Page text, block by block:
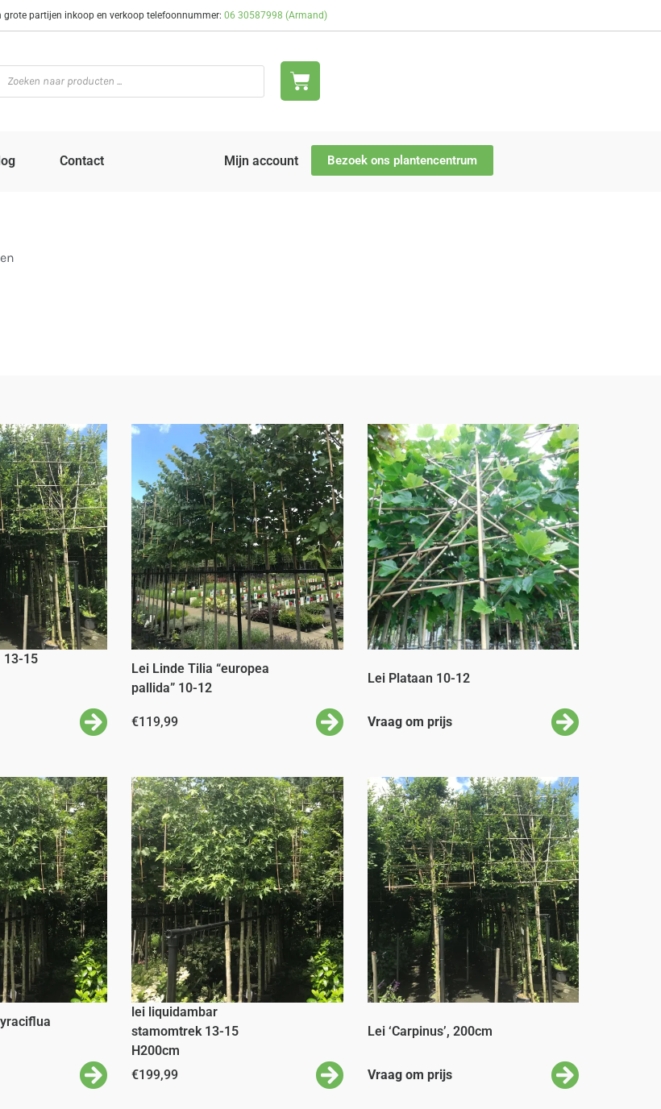
grote partijen inkoop en verkoop telefoonnummer:06 30587998 (Armand)
Contact Mijn account Bezoek ons plantencentrum
13-15
Lei Linde Tilia “europea
pallida” 10-12
€119,99
Lei Plataan 10-12
Vraag om prijs
lei liquidambar
stamomtrek 13-15
H200cm
€199,99
Lei ‘Carpinus’, 200cm
Vraag om prijs